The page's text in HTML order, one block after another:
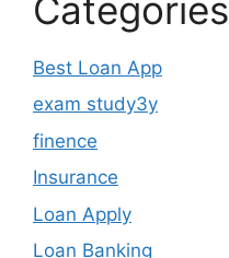
Categories
Best Loan App
exam study3y
finence
Insurance
Loan Apply
Loan Banking